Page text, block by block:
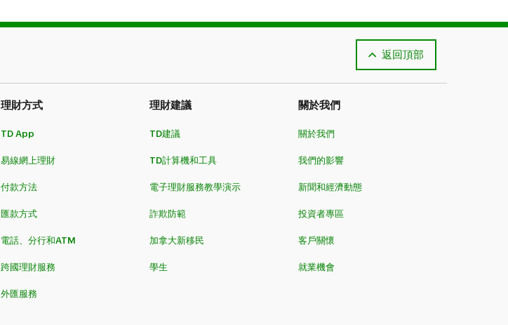
返回頂部
理財方式​​​​​​​
TD App
易線網上理財
付款方法
匯款方式
電話、分行和ATM
跨國理財服務
外匯服務
理財建議
TD建議
TD計算機和工具
電子理財服務教學演示
詐欺防範
加拿大新移民
學生
關於我們
關於我們
我們的影響
新聞和經濟動態
投資者專區
客戶關懷
就業機會